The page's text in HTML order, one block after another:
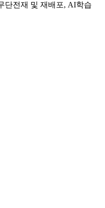
단전재 및 재배포, AI학습